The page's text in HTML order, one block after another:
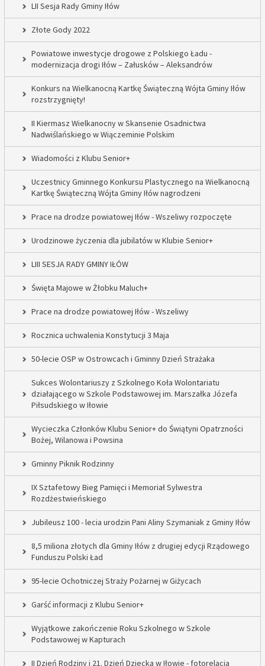
LII Sesja Rady Gminy Iłów
Złote Gody 2022
Powiatowe inwestycje drogowe z Polskiego Ładu -
modernizacja drogi Iłów – Załusków – Aleksandrów
Konkurs na Wielkanocną Kartkę Świąteczną Wójta Gminy Iłów
rozstrzygnięty!
II Kiermasz Wielkanocny w Skansenie Osadnictwa
Nadwiślańskiego w Wiączeminie Polskim
Wiadomości z Klubu Senior+
Uczestnicy Gminnego Konkursu Plastycznego na Wielkanocną
Kartkę Świąteczną Wójta Gminy Iłów nagrodzeni
Prace na drodze powiatowej Iłów - Wszeliwy rozpoczęte
Urodzinowe życzenia dla jubilatów w Klubie Senior+
LIII SESJA RADY GMINY IŁÓW
Święta Majowe w Żłobku Maluch+
Prace na drodze powiatowej Iłów - Wszeliwy
Rocznica uchwalenia Konstytucji 3 Maja
50-lecie OSP w Ostrowcach i Gminny Dzień Strażaka
Sukces Wolontariuszy z Szkolnego Koła Wolontariatu
działającego w Szkole Podstawowej im. Marszałka Józefa
Piłsudskiego w Iłowie
Wycieczka Członków Klubu Senior+ do Świątyni Opatrzności
Bożej, Wilanowa i Powsina
Gminny Piknik Rodzinny
IX Sztafetowy Bieg Pamięci i Memoriał Sylwestra
Rozdżestwieńskiego
Jubileusz 100 - lecia urodzin Pani Aliny Szymaniak z Gminy Iłów
8,5 miliona złotych dla Gminy Iłów z drugiej edycji Rządowego
Funduszu Polski Ład
95-lecie Ochotniczej Straży Pożarnej w Giżycach
Garść informacji z Klubu Senior+
Wyjątkowe zakończenie Roku Szkolnego w Szkole
Podstawowej w Kapturach
II Dzień Rodziny i 21. Dzień Dziecka w Iłowie - fotorelacja